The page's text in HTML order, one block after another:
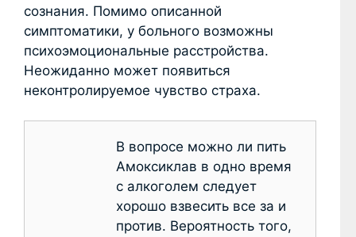
сознания. Помимо описанной
симптоматики, у больного возможны
психоэмоциональные расстройства.
Неожиданно может появиться
неконтролируемое чувство страха.
В вопросе можно ли пить
Амоксиклав в одно время
с алкоголем следует
хорошо взвесить все за и
против. Вероятность того,